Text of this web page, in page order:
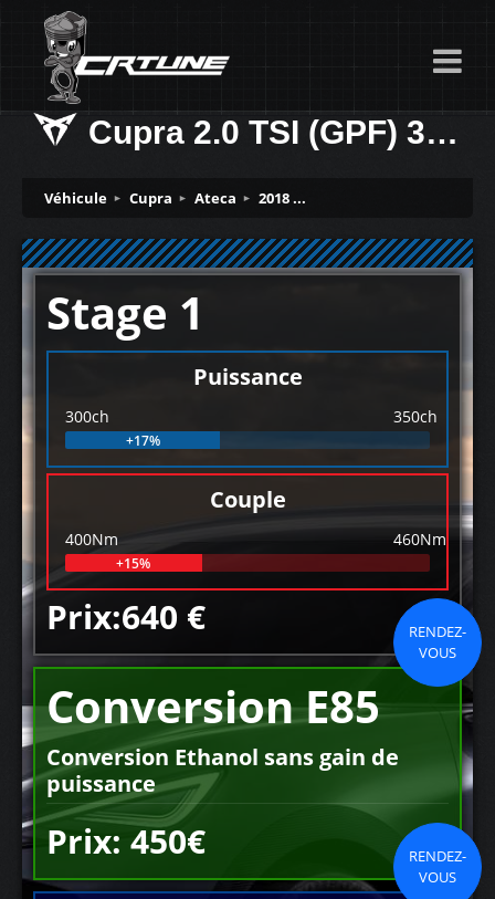
Cupra 2.0 TSI (GPF) 300ch
Véhicule Cupra Ateca 2018 ...
Stage 1
Puissance
300ch 350ch
+17%
Couple
400Nm 460Nm
+15%
Prix:640 €
RENDEZ-
VOUS
Conversion E85
Conversion Ethanol sans gain de
puissance
Prix: 450€
RENDEZ-
VOUS